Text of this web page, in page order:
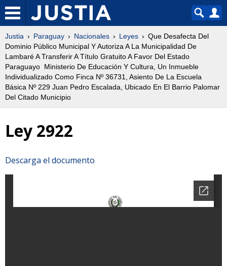
Justia Paraguay Nacionales Leyes
Que Desafecta Del
Dominio Público Municipal Y Autoriza A La Municipalidad De
Lambaré A Transferir A Título Gratuito A Favor Del Estado
Paraguayo  Ministerio De Educación Y Cultura, Un Inmueble
Individualizado Como Finca Nº 36731, Asiento De La Escuela
Básica Nº 229 Juan Pedro Escalada, Ubicado En El Barrio Palomar
Del Citado Municipio
Ley 2922
Descarga el documento